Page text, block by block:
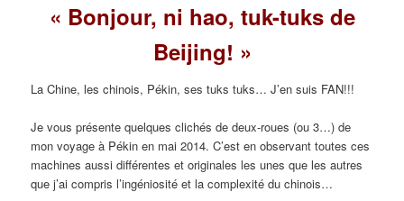
« Bonjour, ni hao, tuk-tuks de
Beijing! »
La Chine, les chinois, Pékin, ses tuks tuks… J’en suis FAN!!!
Je vous présente quelques clichés de deux-roues (ou 3…) de
mon voyage à Pékin en mai 2014. C’est en observant toutes ces
machines aussi différentes et originales les unes que les autres
que j’ai compris l’ingéniosité et la complexité du chinois…